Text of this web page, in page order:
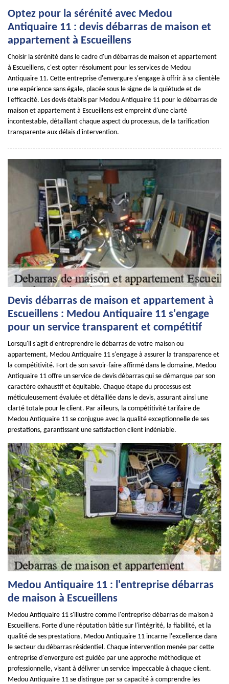
Optez pour la sérénité avec Medou
Antiquaire 11 : devis débarras de maison et
appartement à Escueillens
Choisir la sérénité dans le cadre d'un débarras de maison et appartement
à Escueillens, c'est opter résolument pour les services de Medou
Antiquaire 11. Cette entreprise d'envergure s'engage à offrir à sa clientèle
une expérience sans égale, placée sous le signe de la quiétude et de
l'efficacité. Les devis établis par Medou Antiquaire 11 pour le débarras de
maison et appartement à Escueillens est empreint d'une clarté
incontestable, détaillant chaque aspect du processus, de la tarification
transparente aux délais d'intervention.
Devis débarras de maison et appartement à
Escueillens : Medou Antiquaire 11 s'engage
pour un service transparent et compétitif
Lorsqu'il s'agit d'entreprendre le débarras de votre maison ou
appartement, Medou Antiquaire 11 s'engage à assurer la transparence et
la compétitivité. Fort de son savoir-faire affirmé dans le domaine, Medou
Antiquaire 11 offre un service de devis débarras qui se démarque par son
caractère exhaustif et équitable. Chaque étape du processus est
méticuleusement évaluée et détaillée dans le devis, assurant ainsi une
clarté totale pour le client. Par ailleurs, la compétitivité tarifaire de
Medou Antiquaire 11 se conjugue avec la qualité exceptionnelle de ses
prestations, garantissant une satisfaction client indéniable.
Medou Antiquaire 11 : l'entreprise débarras
de maison à Escueillens
Medou Antiquaire 11 s'illustre comme l'entreprise débarras de maison à
Escueillens. Forte d'une réputation bâtie sur l'intégrité, la fiabilité, et la
qualité de ses prestations, Medou Antiquaire 11 incarne l'excellence dans
le secteur du débarras résidentiel. Chaque intervention menée par cette
entreprise d'envergure est guidée par une approche méthodique et
professionnelle, visant à délivrer un service impeccable à chaque client.
Medou Antiquaire 11 se distingue par sa capacité à comprendre les